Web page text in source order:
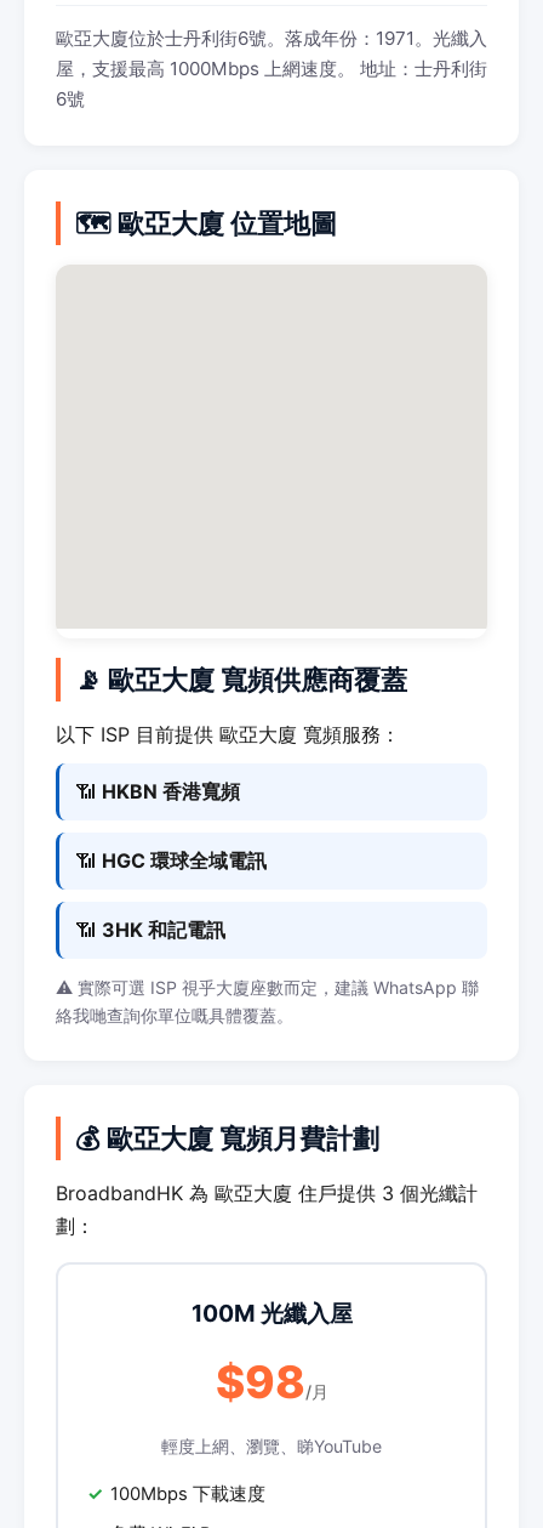
歐亞大廈位於士丹利街6號。落成年份：1971。光纖入
屋，支援最高 1000Mbps 上網速度。 地址：士丹利街
6號
🗺️ 歐亞大廈 位置地圖
📡 歐亞大廈 寬頻供應商覆蓋
以下 ISP 目前提供 歐亞大廈 寬頻服務：
📶 HKBN 香港寬頻
📶 HGC 環球全域電訊
📶 3HK 和記電訊
⚠️ 實際可選 ISP 視乎大廈座數而定，建議 WhatsApp 聯
絡我哋查詢你單位嘅具體覆蓋。
💰 歐亞大廈 寬頻月費計劃
BroadbandHK 為 歐亞大廈 住戶提供 3 個光纖計
劃：
100M 光纖入屋
$98/月
輕度上網、瀏覽、睇YouTube
100Mbps 下載速度